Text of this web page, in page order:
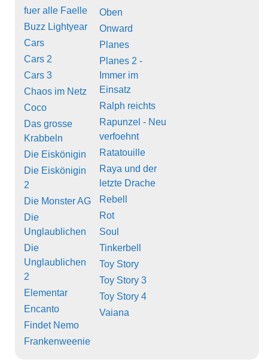
fuer alle Faelle
Buzz Lightyear
Cars
Cars 2
Cars 3
Chaos im Netz
Coco
Das grosse
Krabbeln
Die Eiskönigin
Die Eiskönigin
2
Die Monster AG
Die
Unglaublichen
Die
Unglaublichen
2
Elementar
Encanto
Findet Nemo
Frankenweenie
Oben
Onward
Planes
Planes 2 -
Immer im
Einsatz
Ralph reichts
Rapunzel - Neu
verfoehnt
Ratatouille
Raya und der
letzte Drache
Rebell
Rot
Soul
Tinkerbell
Toy Story
Toy Story 3
Toy Story 4
Vaiana